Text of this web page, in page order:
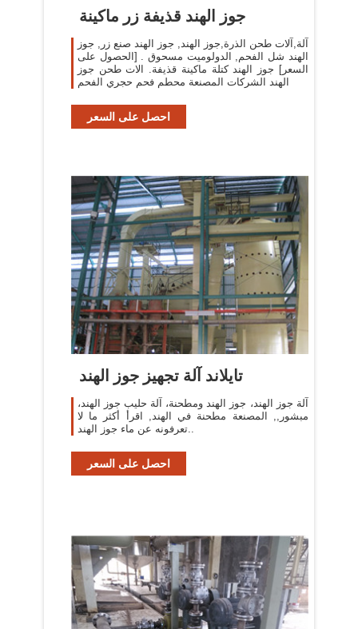
جوز الهند قذيفة زر ماكينة
آلة,آلات طحن الذرة,جوز الهند, جوز الهند صنع زر, جوز
الهند شل الفحم, الدولوميت مسحوق . [الحصول على
السعر] جوز الهند كتلة ماكينة قذيفة. الات طحن جوز
الهند الشركات المصنعة محطم فحم حجري الفحم
احصل على السعر
تايلاند آلة تجهيز جوز الهند
آلة جوز الهند، جوز الهند ومطحنة، آلة حليب جوز الهند،
مبشور,, المصنعة مطحنة في الهند, اقرأ أكثر ما لا
تعرفونه عن ماء جوز الهند..
احصل على السعر